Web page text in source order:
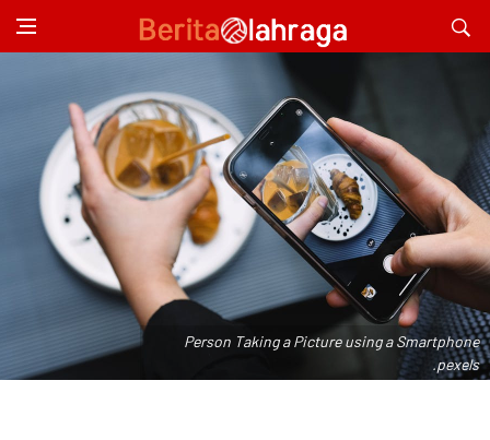
Person Taking a Picture using a Smartphone
.pexels